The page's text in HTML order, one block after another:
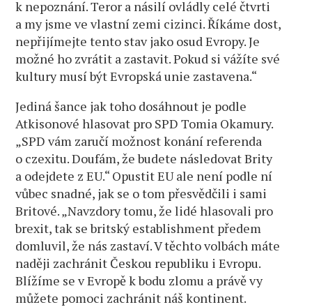
k nepoznání. Teror a násilí ovládly celé čtvrti
a my jsme ve vlastní zemi cizinci. Říkáme dost,
nepřijímejte tento stav jako osud Evropy. Je
možné ho zvrátit a zastavit. Pokud si vážíte své
kultury musí být Evropská unie zastavena.“
Jediná šance jak toho dosáhnout je podle
Atkisonové hlasovat pro SPD Tomia Okamury.
„SPD vám zaručí možnost konání referenda
o czexitu. Doufám, že budete následovat Brity
a odejdete z EU.“ Opustit EU ale není podle ní
vůbec snadné, jak se o tom přesvědčili i sami
Britové. „Navzdory tomu, že lidé hlasovali pro
brexit, tak se britský establishment předem
domluvil, že nás zastaví. V těchto volbách máte
naději zachránit Českou republiku i Evropu.
Blížíme se v Evropě k bodu zlomu a právě vy
můžete pomoci zachránit náš kontinent.